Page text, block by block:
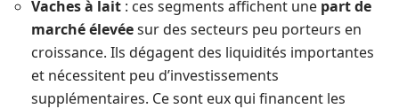
Vaches à lait : ces segments affichent une part de
marché élevéesur des secteurs peu porteurs en
croissance. Ils dégagent des liquidités importantes
et nécessitent peu d’investissements
supplémentaires. Ce sont eux qui financent les